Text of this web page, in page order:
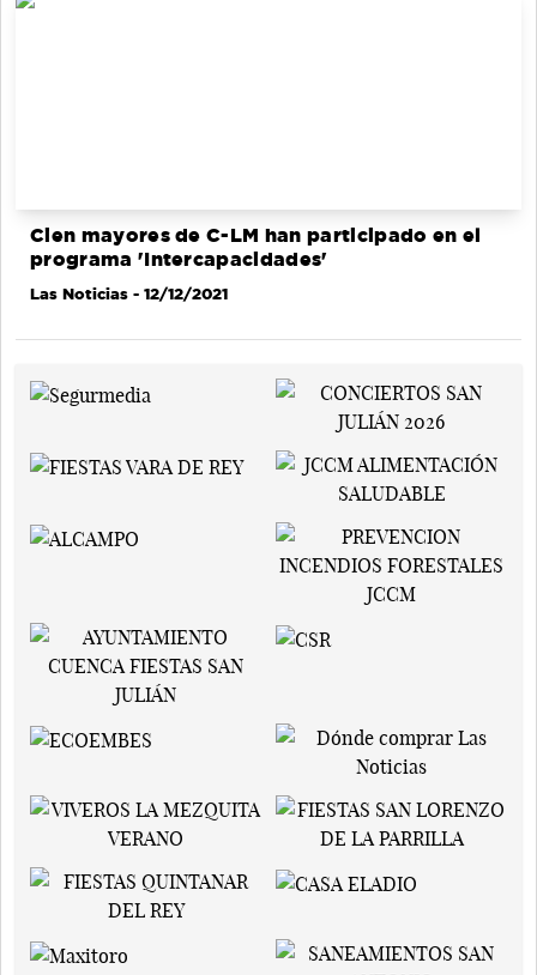
Cien mayores de C-LM han participado en el
programa 'Intercapacidades'
Las Noticias - 12/12/2021